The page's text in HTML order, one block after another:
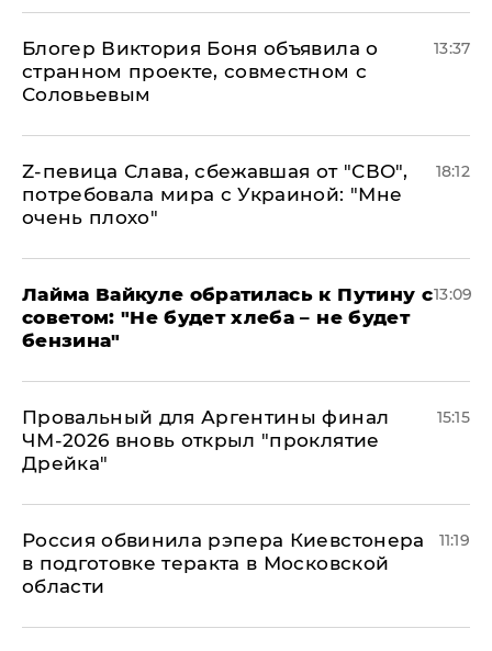
Блогер Виктория Боня объявила о
странном проекте, совместном с
Соловьевым
13:37
Z-певица Слава, сбежавшая от "СВО",
потребовала мира с Украиной: "Мне
очень плохо"
18:12
Лайма Вайкуле обратилась к Путину с
советом: "Не будет хлеба – не будет
бензина"
13:09
Провальный для Аргентины финал
ЧМ-2026 вновь открыл "проклятие
Дрейка"
15:15
Россия обвинила рэпера Киевстонера
в подготовке теракта в Московской
области
11:19